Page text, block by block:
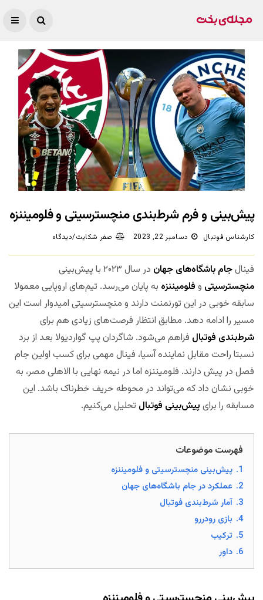
پیش‌بینی و فرم شرط‌بندی منچسترسیتی و فلومیننزه
کارشناس فوتبال دسامبر 22, 2023 صفر شکایت/دیدگاه
فینالجام باشگاه‌های جهان در سال ۲۰۲۳ با پیش‌بینی
منچسترسیتی و فلومیننزه به پایان می‌رسد. تیم‌های اروپایی معمولا
سابقه خوبی در این تورنمنت دارند و منچسترسیتی امیدوار است این
مسیر را ادامه دهد. مطابق انتظار فرصت‌های زیادی هم برای
شرط‌بندی فوتبال فراهم می‌شود. شاگردان پپ گواردیولا بعد از برد
نسبتا راحت مقابل نماینده آسیا، فینال مهمی برای کسب اولین جام
فصل در پیش دارند. فلومیننزه اما در نیمه نهایی با الاهلی مصر، به
خوبی نشان داد که می‌تواند در محوطه حریف خطرناک باشد. این
مسابقه را برای پیش‌بینی فوتبال تحلیل می‌کنیم.
فهرست موضوعات
1. پیش‌بینی منچسترسیتی و فلومیننزه
2. عملکرد در جام باشگاه‌های جهان
3. آمار شرط‌بندی فوتبال
4. بازی رودررو
5. ترکیب
6. داور